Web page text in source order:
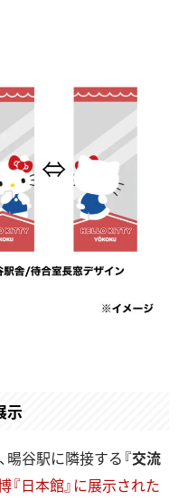
⽰
暘⾕駅に隣接する『交流
『⽇本館』に展⽰された